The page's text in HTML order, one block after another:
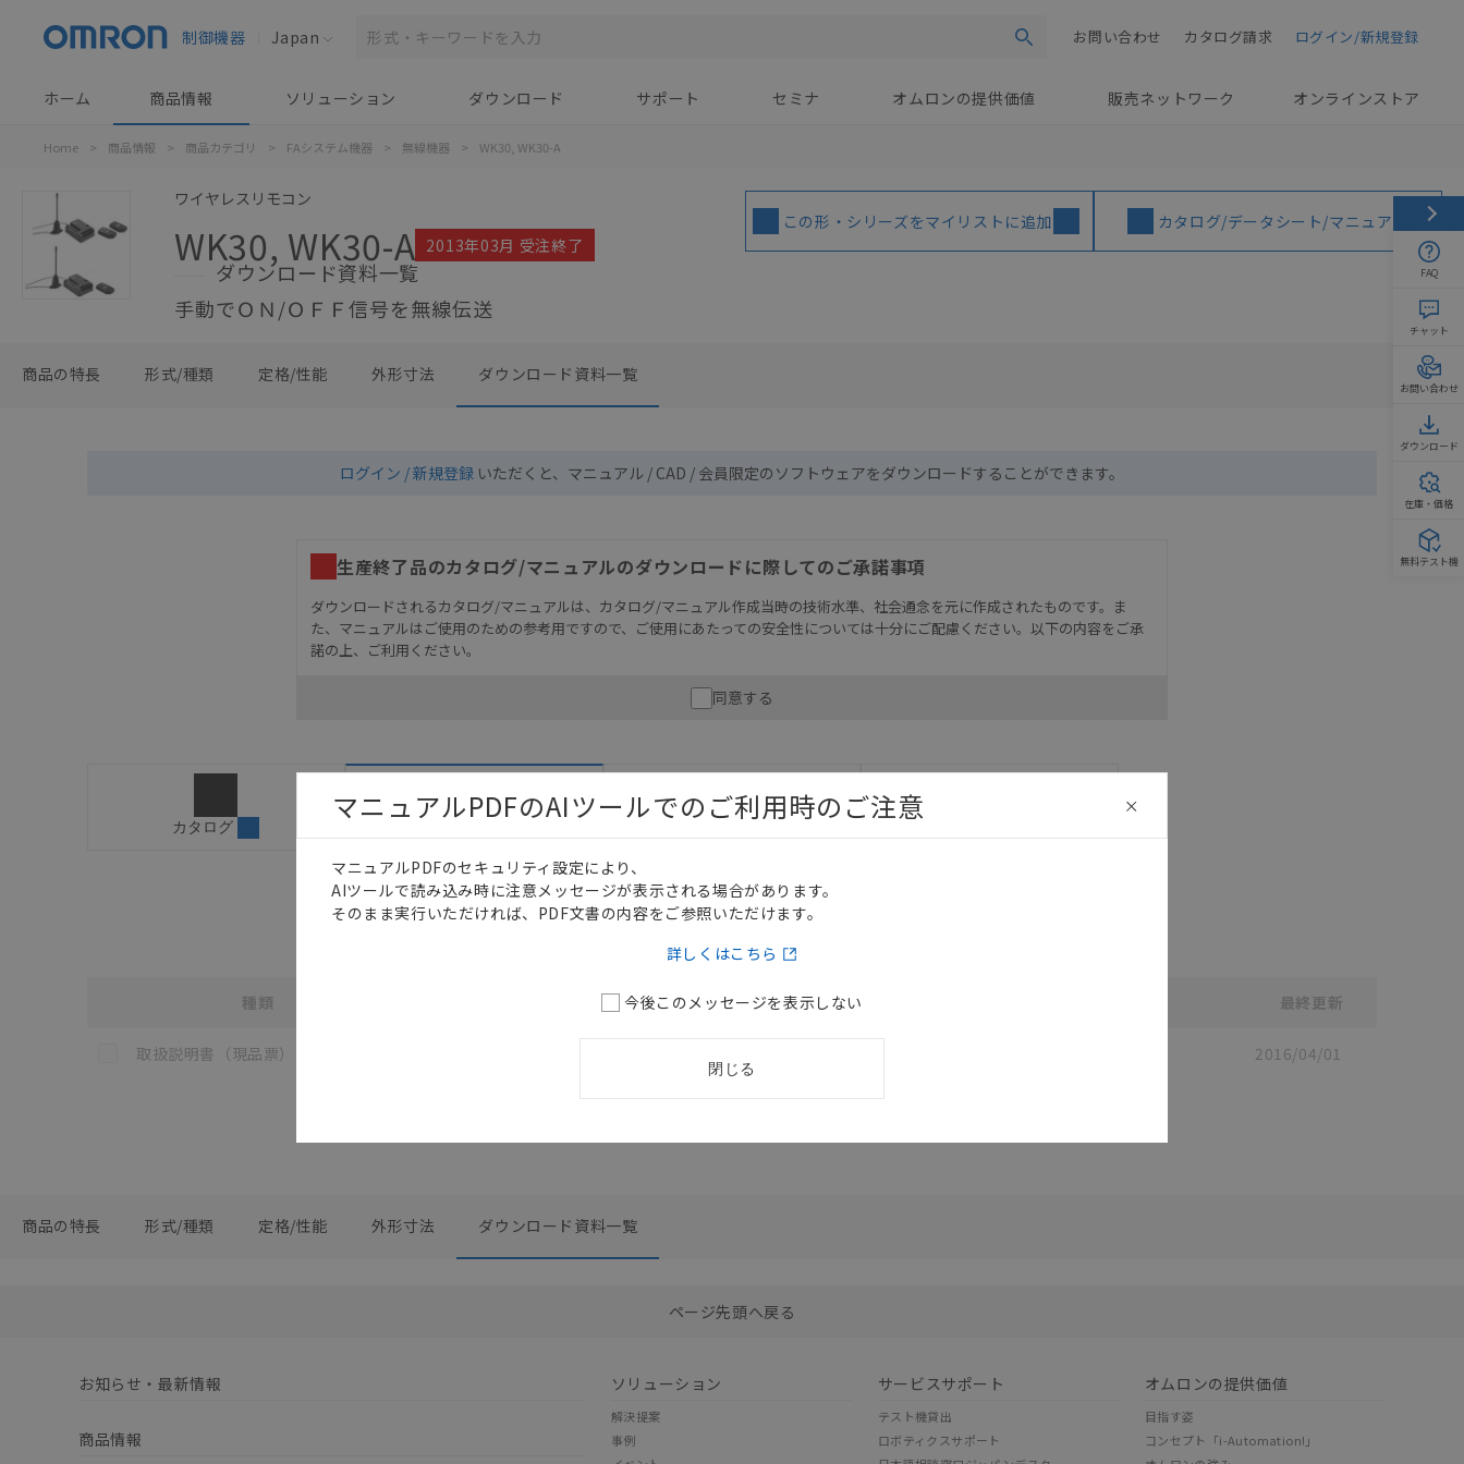
制御機器 Japan 検索 ログイン/新規登録
カタログ請求
お問い合わせ
ホーム 商品情報 ソリューション ダウンロード サポート セミナ オムロンの提供価値 販売ネットワーク オンラインストア
Home > 商品情報 > 商品カテゴリ > FAシステム機器 > 無線機器 > WK30, WK30-A
ワイヤレスリモコン
WK30, WK30-A 2013年03月 受注終了
ダウンロード資料一覧
手動でＯＮ/ＯＦＦ信号を無線伝送
この形・シリーズをマイリストに追加 カタログ/データシート/マニュアル
商品の特長 形式/種類 定格/性能 外形寸法 ダウンロード資料一覧
ログイン / 新規登録 いただくと、マニュアル / CAD / 会員限定のソフトウェアをダウンロードすることができます。
生産終了品のカタログ/マニュアルのダウンロードに際してのご承諾事項
ダウンロードされるカタログ/マニュアルは、カタログ/マニュアル作成当時の技術水準、社会通念を元に作成されたものです。ま
た、マニュアルはご使用のための参考用ですので、ご使用にあたっての安全性については十分にご配慮ください。以下の内容をご承
諾の上、ご利用ください。
お客様が本製品を人命や財産に重大な危険を及ぼすような用途に使用される場合には、システム全体として危険を知らせたり、冗
長設計により必要な安全性を確保できるよう設計されていること、および本製品が全体の中で意図した用途に対して適切に配電・
カタログ/マニュアルに記載されているアプリケーション事例は参考用ですので、ご採用に際しては機器・装置の機能や安全性を
字が含まれている可能性がありますがご容赦ください。
記載されているサービス内容や連絡先等は作成当時のものであり、変更・改定させていただいている可能性があります。改めて当
サイトの掲載内容をご確認のうえ、ご用命下さいますようお願いいたします。
同意する
カタログ
日本語 English
各種マニュアル・テクニカルガイド・取扱説明書のダウンロード資料一覧
種類 名称 / カタログ番号 最終更新
この資料を選択
取扱説明書（現品票） 2016/04/01
0 選択したファイルを一括ダウンロード
商品の特長 形式/種類 定格/性能 外形寸法 ダウンロード資料一覧
ページ先頭へ戻る
お知らせ・最新情報
商品情報
ソリューション
解決提案
事例
サービスサポート
テスト機貸出
ロボティクスサポート
オムロンの提供価値
目指す姿
コンセプト「i-Automation!」
FAQ
チャット
お問い合わせ
ダウンロード
在庫・価格
無料テスト機
マニュアルPDFのAIツールでのご利用時のご注意
マニュアルPDFのセキュリティ設定により、
AIツールで読み込み時に注意メッセージが表示される場合があります。
そのまま実行いただければ、PDF文書の内容をご参照いただけます。
詳しくはこちら
今後このメッセージを表示しない
閉じる